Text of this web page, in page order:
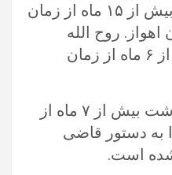
۱۴۰۱ در ایذه، با گذشت بیش از ۱۵ ماه از زمان
روح الله
‏خسروی، با گذشت بیش از ۶ ماه از زمان
ایلام: وحید چاوران، با گذشت بیش از ۷ ماه از
به دستور قاضی
شده است.‏